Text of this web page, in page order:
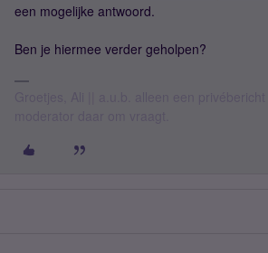
een mogelijke antwoord.
Ben je hiermee verder geholpen?